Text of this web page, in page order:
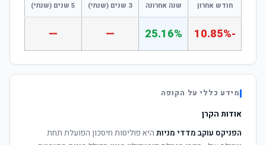
חודש אחרון שנה אחרונה 3 שנים (שנתי) 5 שנים (שנתי)
-10.85%
25.16%
—
—
מידע כללי על הקופה
אודות הקרן
הפניקס עוקב מדדי מניות היא פוליסות חיסכון הפועלת תחת